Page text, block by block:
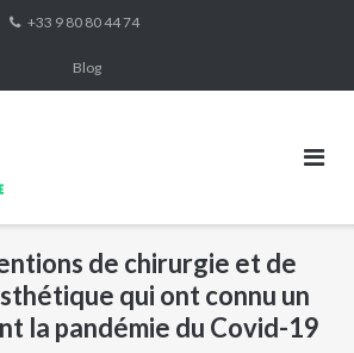
+33 9 80 80 44 74
Blog
de chirurgie et de
qui ont connu un
la pandémie du Covid-19